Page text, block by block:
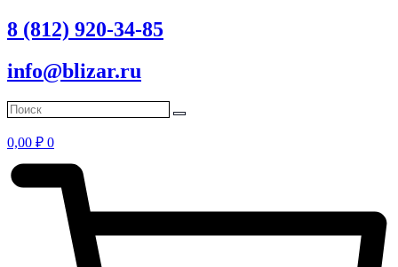
8 (812) 920-34-85
info@blizar.ru
0,00 ₽ 0